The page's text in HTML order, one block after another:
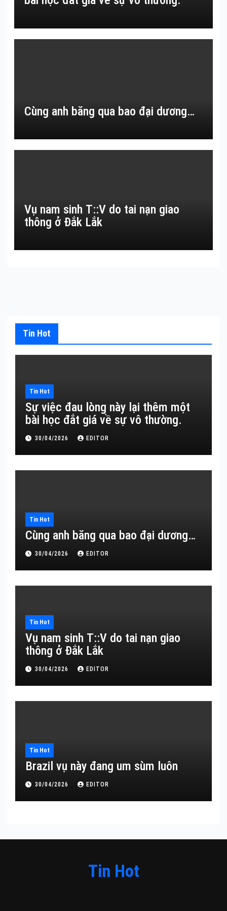
Cùng anh băng qua bao đại dương…
Vụ nam sinh T::V do tai nạn giao
thông ở Đắk Lắk
Tin Hot
Tin Hot
Sự việc đau lòng này lại thêm một
bài học đắt giá về sự vô thường.
30/04/2026 EDITOR
Tin Hot
Cùng anh băng qua bao đại dương…
30/04/2026 EDITOR
Tin Hot
Vụ nam sinh T::V do tai nạn giao
thông ở Đắk Lắk
30/04/2026 EDITOR
Tin Hot
Brazil vụ này đang um sùm luôn
30/04/2026 EDITOR
Tin Hot